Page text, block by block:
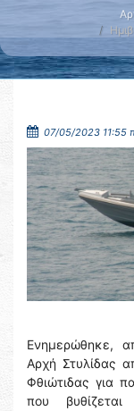
07/05/2023 11:55
Ενημερώθηκε,
Αρχή Στυλίδας
Φθιώτιδας για
που